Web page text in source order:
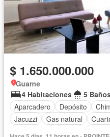
$ 1.650.000.000
Guarne
4 Habitaciones
5
Aparcadero
Depósito
Jacuzzi
Gas natural